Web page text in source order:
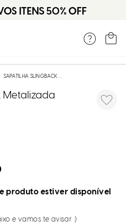
SAPATILHA SLINGBACK METALIZADA DOURADA
Metalizada
produto estiver disponível
e vamos te avisar :)